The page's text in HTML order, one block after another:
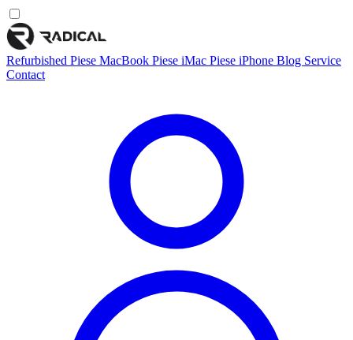
Refurbished Piese MacBook Piese iMac Piese iPhone Blog Service
Contact